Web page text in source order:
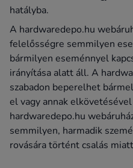
hatályba.
A hardwaredepo.hu
felelősségre semmilyen
bármilyen eseménnyel
irányítása alatt áll. A
szabadon beperelhet
el vagy annak
hardwaredepo.hu
semmilyen, harmadik
rovására történt csalás